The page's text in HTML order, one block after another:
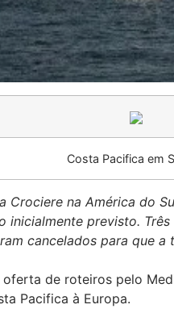
Costa Pacifica em
Crociere na América do
inicialmente previsto.
cancelados para que
de roteiros pelo
Pacifica à Europa.